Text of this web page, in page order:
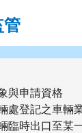
管
與申請資格
處登記之車輛
臨時出口至某